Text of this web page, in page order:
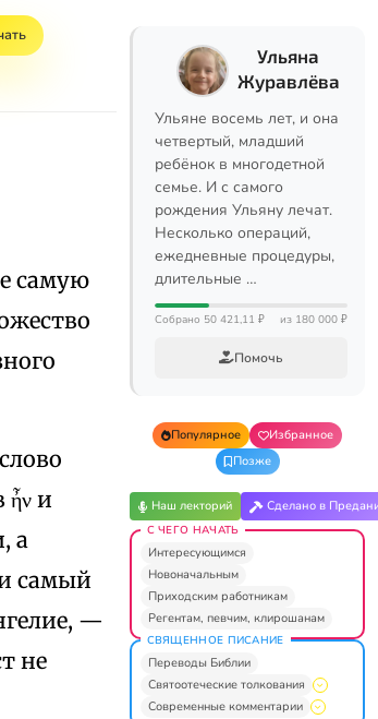
самую
ἦν и
а
самый
—
не
Ульяна
Журавлёва
Ульяне восемь лет, и она
четвертый, младший
ребёнок в многодетной
семье. И с самого
рождения Ульяну лечат.
Несколько операций,
ежедневные процедуры,
длительные …
Собрано 50 421,11 ₽ из 180 000 ₽
Помочь
Популярное
Избранное
Позже
Наш лекторий Сделано в
С ЧЕГО НАЧАТЬ
Интересующимся
Новоначальным
Приходским работникам
Регентам, певчим, клирошанам
СВЯЩЕННОЕ ПИСАНИЕ
Переводы Библии
Святоотеческие толкования
Современные комментарии